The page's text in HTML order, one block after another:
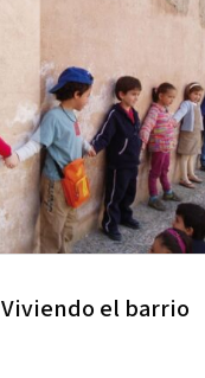
Viviendo el barrio